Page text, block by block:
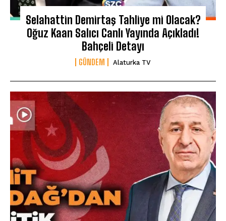
Selahattin Demirtaş Tahliye mi Olacak?
Oğuz Kaan Salıcı Canlı Yayında Açıkladı!
Bahçeli Detayı
GÜNDEM Alaturka TV